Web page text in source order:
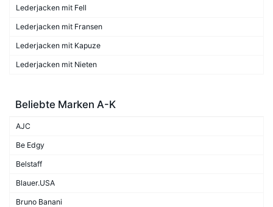
Lederjacken mit Fell
Lederjacken mit Fransen
Lederjacken mit Kapuze
Lederjacken mit Nieten
Beliebte Marken A-K
AJC
Be Edgy
Belstaff
Blauer.USA
Bruno Banani